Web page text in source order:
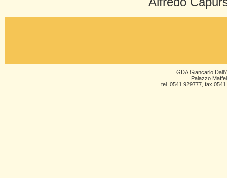
GDA Giancarlo
Palazzo
tel. 0541 929777, fax